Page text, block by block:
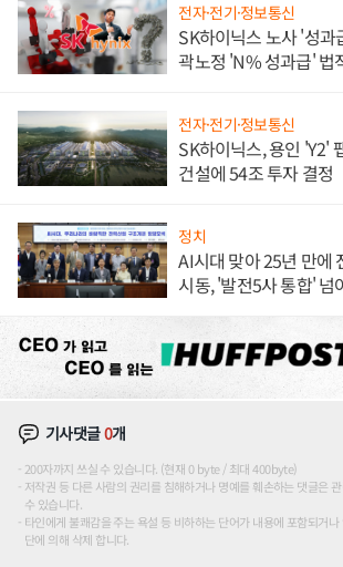
전자·전기·정보통신
SK하이닉스 노사 '성
곽노정 'N% 성과급' 법
전자·전기·정보통신
SK하이닉스, 용인 'Y2'
건설에 54조 투자 결정
정치
AI시대 맞아 25년 만에
시동, '발전5사 통합' 넘
기사댓글0개
200자까지 쓰실 수 있습니다. (현재 0 byte / 최대 400byte)
저작권 등 다른 사람의 권리를 침해하거나 명예를 훼손하는 댓글은
수 있습니다.
타인에게 불쾌감을 주는 욕설 등 비하하는 단어가 내용에 포함되거
단에 의해 삭제 합니다.